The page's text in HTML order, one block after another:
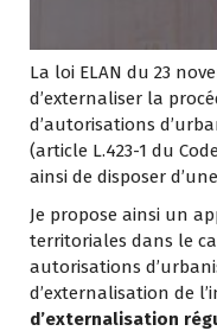
La loi ELAN du 23
d’externaliser la
d’autorisations
(article L.423-1 du
ainsi de disposer
Je propose ainsi un
territoriales dans le
autorisations
d’externalisation de
d’externalisation